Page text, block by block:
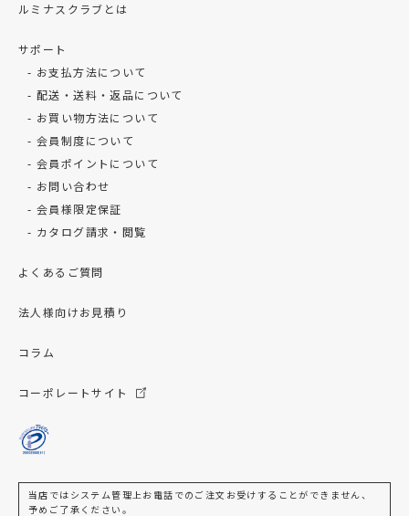
ルミナスクラブとは
サポート
お支払方法について
配送・送料・返品について
お買い物方法について
会員制度について
会員ポイントについて
お問い合わせ
会員様限定保証
カタログ請求・閲覧
よくあるご質問
法人様向けお見積り
コラム
コーポレートサイト
当店ではシステム管理上お電話でのご注文お受けすることができません、
予めご了承ください。